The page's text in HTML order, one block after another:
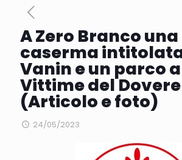
A Zero Branco una
caserma
Vanin e un parco
Vittime del Dovere
(Articolo e foto)
24/05/2023